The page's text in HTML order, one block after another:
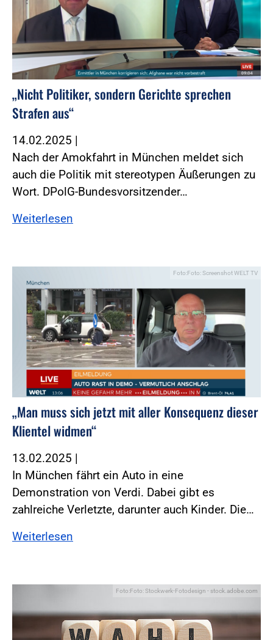
„Nicht Politiker, sondern Gerichte sprechen
Strafen aus“
14.02.2025 |
Nach der Amokfahrt in München meldet sich
auch die Politik mit stereotypen Äußerungen zu
Wort. DPolG-Bundesvorsitzender…
Weiterlesen
Foto:Foto: Screenshot WELT TV
„Man muss sich jetzt mit aller Konsequenz dieser
Klientel widmen“
13.02.2025 |
In München fährt ein Auto in eine
Demonstration von Verdi. Dabei gibt es
zahlreiche Verletzte, darunter auch Kinder. Die…
Weiterlesen
Foto:Foto: Stockwerk-Fotodesign - stock.adobe.com